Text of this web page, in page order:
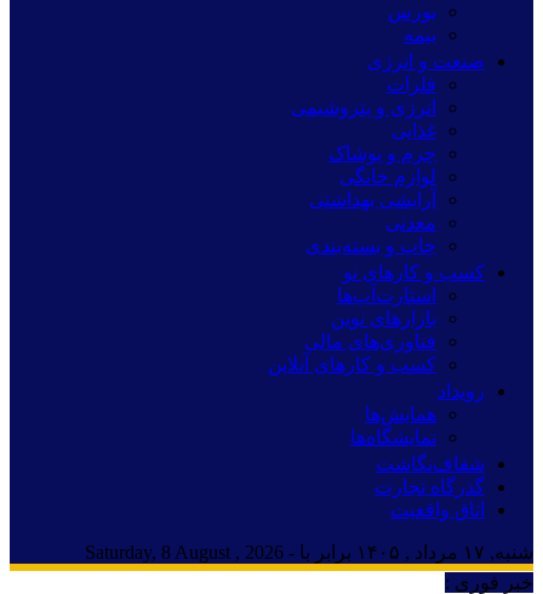
بورس
بیمه
صنعت و انرژی
فلزات
انرژی و پتروشیمی
غذایی
چرم و پوشاک
لوازم خانگی
آرایشی بهداشتی
معدنی
چاپ و بسته‌بندی
کسب و کارهای نو
استارت‌آپ‌ها
بازارهای نوین
فناوری‌های مالی
کسب و کارهای آنلاین
رویداد
همایش‌ها
نمایشگاه‌ها
شفاف‌نگاشت
گذرگاه تجارت
اتاق واقعیت
شنبه, ۱۷ مرداد , ۱۴۰۵ برابر با - Saturday, 8 August , 2026
خبر فوری :